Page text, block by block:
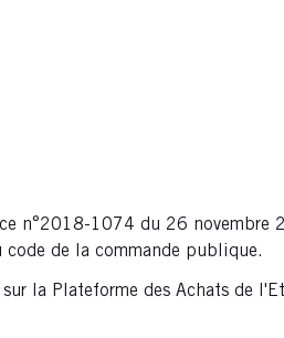
n°2018-1074 du 26
de la commande publique.
la Plateforme des Achats de